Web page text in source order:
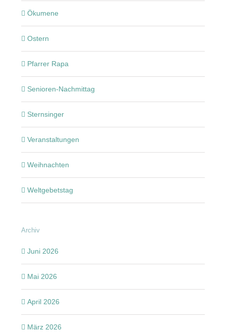
Ökumene
Ostern
Pfarrer Rapa
Senioren-Nachmittag
Sternsinger
Veranstaltungen
Weihnachten
Weltgebetstag
Archiv
Juni 2026
Mai 2026
April 2026
März 2026